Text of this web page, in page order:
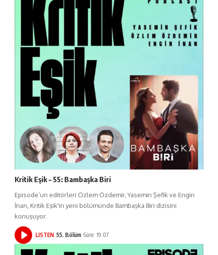
Kritik Eşik – 55: Bambaşka Biri
Episode’un editörleri Özlem Özdemir, Yasemin Şefik ve Engin
İnan, Kritik Eşik'in yeni bölümünde Bambaşka Biri dizisini
konuşuyor.
LISTEN 55. Bölüm Süre: 19:07